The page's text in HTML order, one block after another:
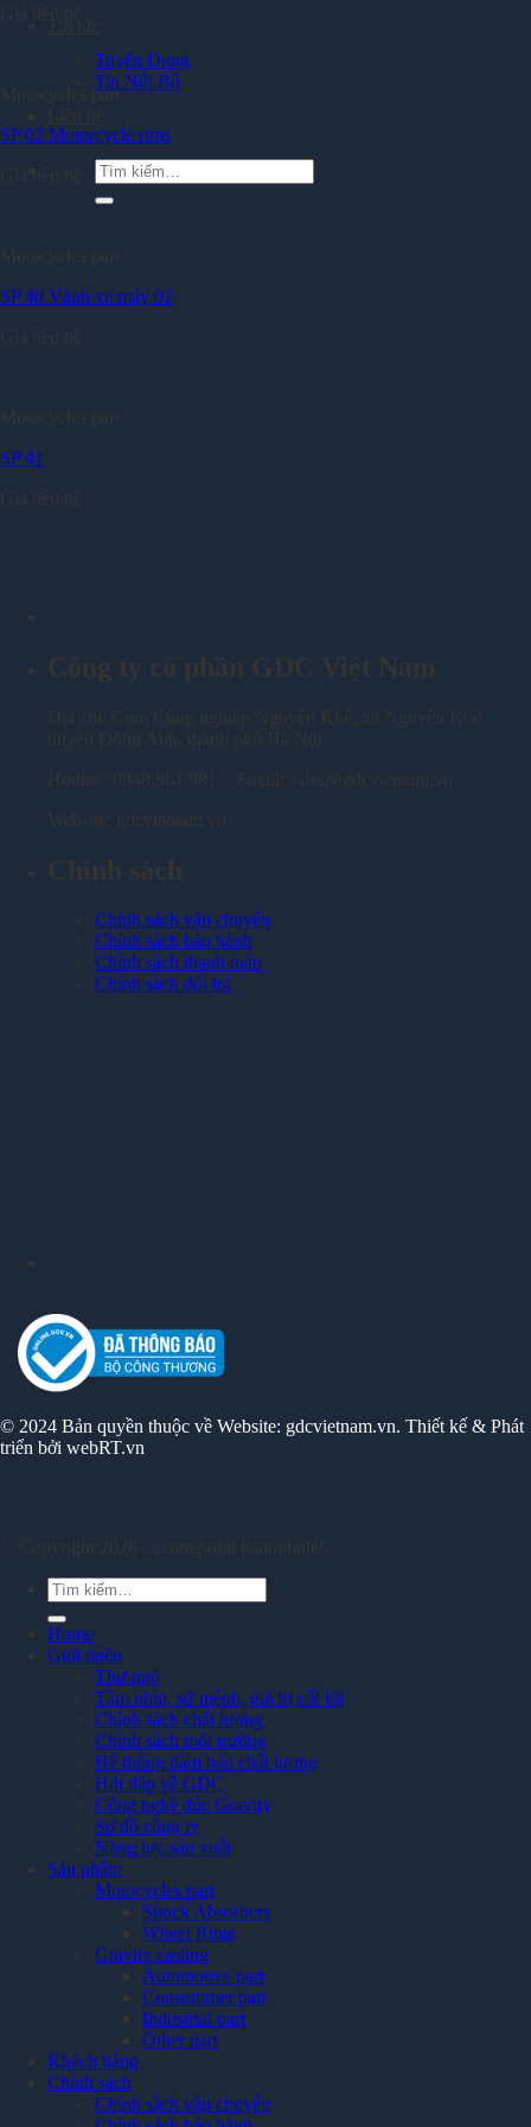
Tuyển Dụng
Tin Nội Bộ
Tìm
kiếm:
Motocycles part
SP 02 Motorcycle rims
SP 40 Vành xe máy 02
SP 41
Chính sách vận chuyển
Chính sách bảo hành
Chính sách thanh toán
Chính sách đổi trả
© 2024 Bản quyền thuộc về Website: gdcvietnam.vn. Thiết kế & Phát
triển bởi webRT.vn
Tìm
kiếm:
Home
Giới thiệu
Thư ngỏ
Tầm nhìn, sứ mệnh, giá trị cốt lõi
Chính sách chất lượng
Chính sách môi trường
Hệ thống đảm bảo chất lượng
Hỏi đáp về GDC
Công nghệ đúc Gravity
Sơ đồ công ty
Năng lực sản xuất
Sản phẩm
Motocycles part
Shock Absorbers
Wheel Rims
Gravity casting
Automotive part
Consummer part
Industrial part
Other part
Khách hàng
Chính sách
Chính sách vận chuyển